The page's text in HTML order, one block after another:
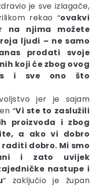
je sve izlagače,
rekao “ovakvi
na njima možete
ljudi – ne samo
prodati svoje
koji će zbog ovog
i sve ono što
jer je sajam
“Vi ste to zaslužili
proizvoda i zbog
a ako vi dobro
dobro. Mi smo
i zato uvijek
nastupe i
” zaključio je župan